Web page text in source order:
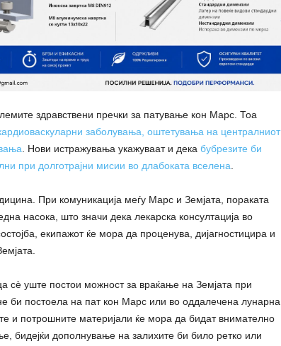
здравствени пречки за патување кон Марс. Тоа
заболувања, оштетувања на централниот
. Нови истражувања укажуваат и дека бубрезите би
при долготрајни мисии во длабоката вселена
При комуникација меѓу Марс и Земјата, пораката
насока, што значи дека лекарска консултација во
екипажот ќе мора да проценува, дијагностицира и
сè уште постои можност за враќање на Земјата при
би постоела на пат кон Марс или во оддалечена лунарна
и потрошните материјали ќе мора да бидат внимателно
бидејќи дополнување на залихите би било ретко или